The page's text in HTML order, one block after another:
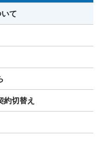
て
約切替え